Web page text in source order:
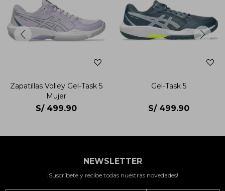
Zapatillas Volley Gel-Task 5
Mujer
S/ 499.90
Gel-Task 5
S/ 499.90
NEWSLETTER
¡Suscríbete y recibe todas nuestras novedades!